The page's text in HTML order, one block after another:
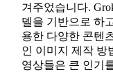
겨주었습니다.
델을 기반으로 하
용한 다양한 콘텐
인 이미지 제작 방
영상들은 큰 인기